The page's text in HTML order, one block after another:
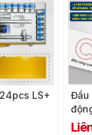
LS+
Đầu